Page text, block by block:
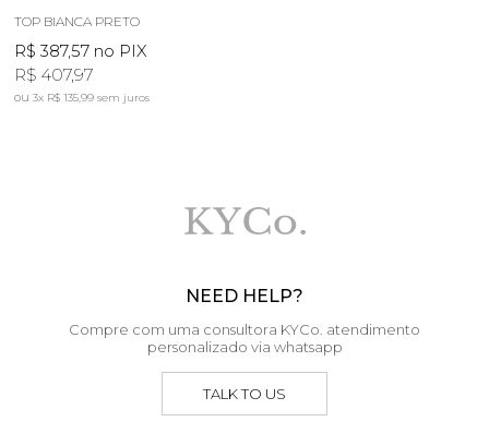
TOP BIANCA PRETO
R$ 387,57 no PIX
R$ 407,97
3x R$ 135,99sem juros
NEED HELP?
Compre com uma consultora KYCo. atendimento
personalizado via whatsapp
TALK TO US